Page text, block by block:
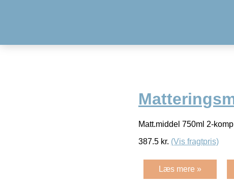
Matt.middel 750ml 2-
387.5 kr. (Vis fragtpris)
Læs mere »